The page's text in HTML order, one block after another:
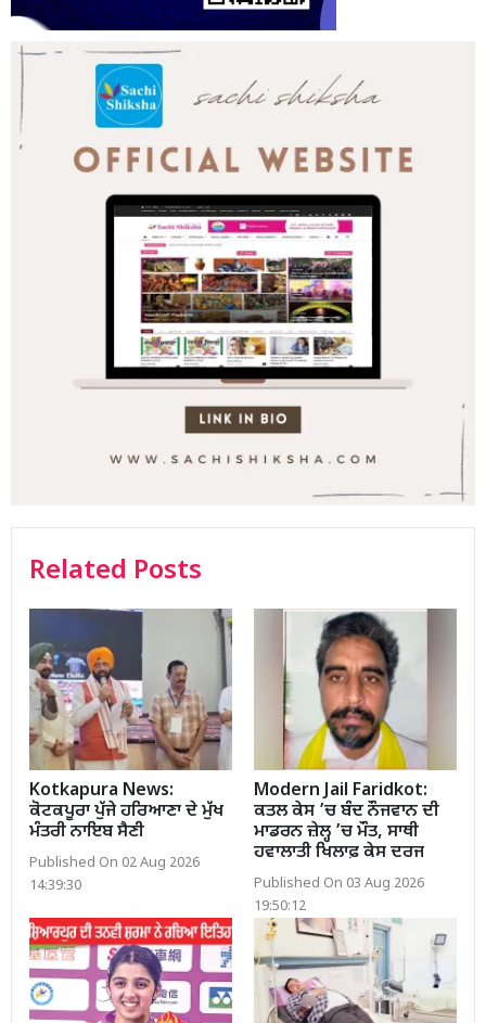
Related Posts
Kotkapura News:
ਕੋਟਕਪੂਰਾ ਪੁੱਜੇ ਹਰਿਆਣਾ ਦੇ ਮੁੱਖ
ਮੰਤਰੀ ਨਾਇਬ ਸੈਣੀ
Published On 02 Aug 2026
14:39:30
Modern Jail Faridkot:
ਕਤਲ ਕੇਸ ’ਚ ਬੰਦ ਨੌਜਵਾਨ ਦੀ
ਮਾਡਰਨ ਜ਼ੇਲ੍ਹ ’ਚ ਮੌਤ, ਸਾਥੀ
ਹਵਾਲਾਤੀ ਖਿਲਾਫ਼ ਕੇਸ ਦਰਜ
Published On 03 Aug 2026
19:50:12